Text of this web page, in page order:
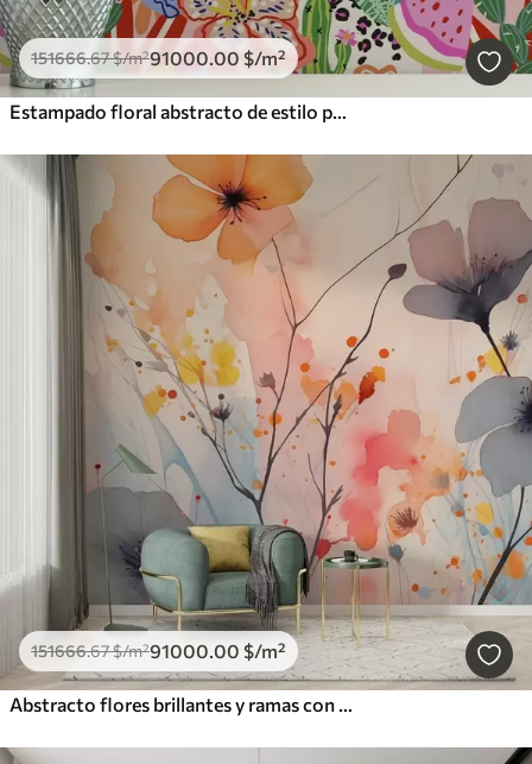
151666.67$/m²91000.00 $/m²
Estampado floral abstracto de estilo pop art
151666.67$/m²91000.00 $/m²
Abstracto flores brillantes y ramas con salpicaduras de pintura acuarela húmeda